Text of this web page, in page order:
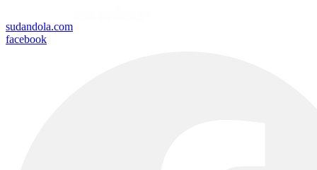
sudandola.com
facebook